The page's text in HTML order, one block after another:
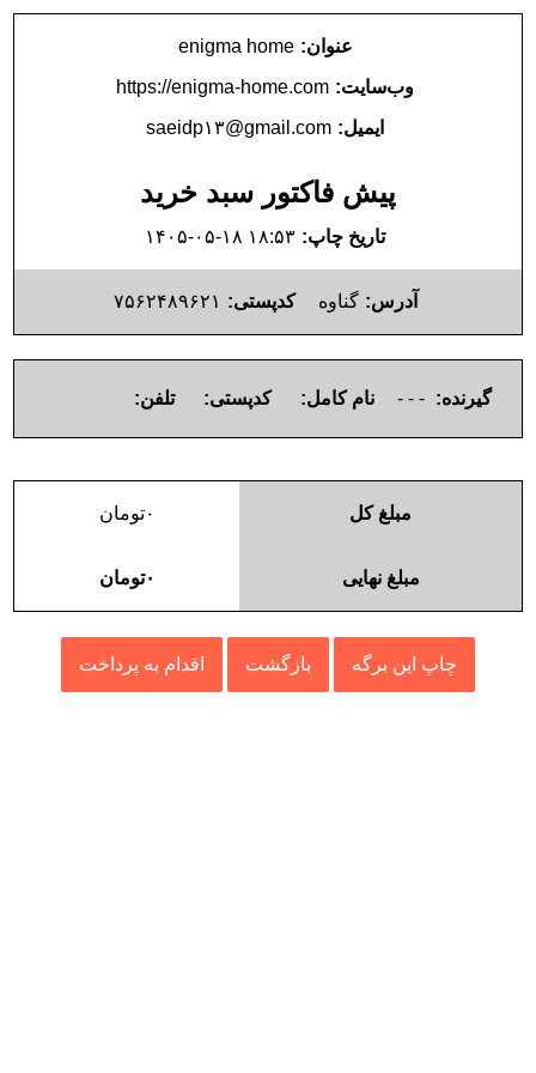
عنوان: enigma home
وب‌سایت: https://enigma-home.com
ایمیل: saeidp۱۳@gmail.com
پیش فاکتور سبد خرید
تاریخ چاپ: ۱۴۰۵-۰۵-۱۸ ۱۸:۵۳
آدرس: گناوه کدپستی: ۷۵۶۲۴۸۹۶۲۱
گیرنده: - - - نام کامل: کدپستی: تلفن:
مبلغ کل ۰تومان
مبلغ نهایی ۰تومان
چاپ این برگه بازگشت اقدام به پرداخت